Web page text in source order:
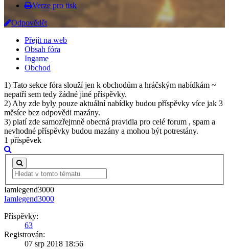
Verze pro tisk
Odpovědět
Přejít na web
Obsah fóra
Ingame
Obchod
1) Tato sekce fóra slouží jen k obchodům a hráčským nabídkám ~
nepatří sem tedy žádné jiné příspěvky.
2) Aby zde byly pouze aktuální nabídky budou příspěvky více jak 3
měsíce bez odpovědi mazány.
3) platí zde samozřejmně obecná pravidla pro celé forum , spam a
nevhodné příspěvky budou mazány a mohou být potrestány.
1 příspěvek
Iamlegend3000
Iamlegend3000
Příspěvky:
63
Registrován:
07 srp 2018 18:56